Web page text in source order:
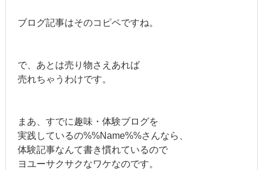
ブログ記事はそのコピペですね。
で、あとは売り物さえあれば
売れちゃうわけです。
まあ、すでに趣味・体験ブログを
実践しているの%%Name%%さんなら、
体験記事なんて書き慣れているので
ヨユーサクサクなワケなのです。